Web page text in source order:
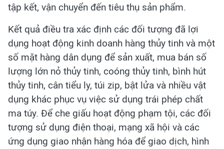
tập kết, vận chuyển đến tiêu thụ sản phẩm.
Kết quả điều tra xác định các đối tượng đã lợi
dụng hoạt động kinh doanh hàng thủy tinh và một
số mặt hàng dân dụng để sản xuất, mua bán số
lượng lớn nỏ thủy tinh, coóng thủy tinh, bình hút
thủy tinh, cân tiểu ly, túi zip, bật lửa và nhiều vật
dụng khác phục vụ việc sử dụng trái phép chất
ma túy. Để che giấu hoạt động phạm tội, các đối
tượng sử dụng điện thoại, mạng xã hội và các
ứng dụng giao nhận hàng hóa để giao dịch, hình